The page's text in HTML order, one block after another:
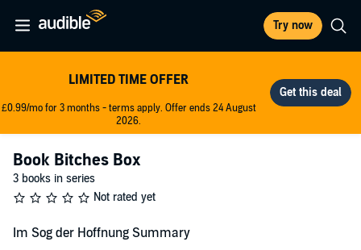
Try now
LIMITED TIME OFFER
£0.99/mo for 3 months - terms apply. Offer ends 24 August
2026.
Book Bitches Box
3 books in series
Not rated yet
Im Sog der Hoffnung Summary